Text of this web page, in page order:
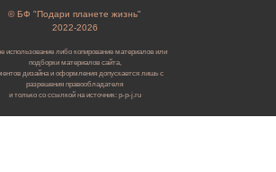
© БФ "Подари планете жизнь"
2022-2026
использование либо копирование материалов или
подборки материалов сайта,
дизайна и оформления допускается лишь с
разрешения правообладателя
и только со ссылкой на источник: p-p-j.ru